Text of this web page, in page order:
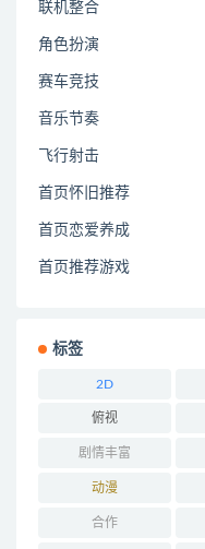
联机整合
角色扮演
赛车竞技
音乐节奏
飞行射击
首页怀旧推荐
首页恋爱养成
首页推荐游戏
标签
2D
俯视
剧情丰富
动漫
合作